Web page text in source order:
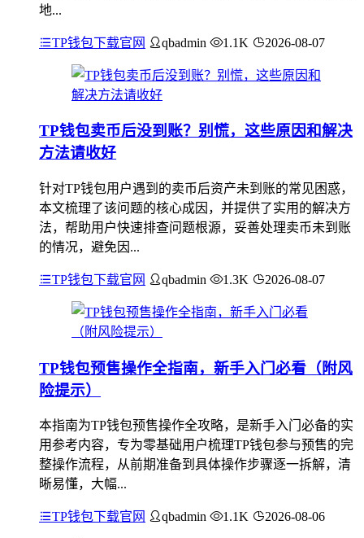
地...
TP钱包下载官网 qbadmin 1.1K 2026-08-07
TP钱包卖币后没到账？别慌，这些原因和解决
方法请收好
针对TP钱包用户遇到的卖币后资产未到账的常见困惑，
本文梳理了该问题的核心成因，并提供了实用的解决方
法，帮助用户快速排查问题根源，妥善处理卖币未到账
的情况，避免因...
TP钱包下载官网 qbadmin 1.3K 2026-08-07
TP钱包预售操作全指南，新手入门必看（附风
险提示）
本指南为TP钱包预售操作全攻略，是新手入门必备的实
用参考内容，专为零基础用户梳理TP钱包参与预售的完
整操作流程，从前期准备到具体操作步骤逐一拆解，清
晰易懂，大幅...
TP钱包下载官网 qbadmin 1.1K 2026-08-06